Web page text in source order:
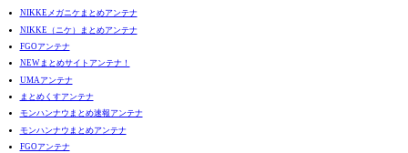
NIKKEメガニケまとめアンテナ
NIKKE（ニケ）まとめアンテナ
FGOアンテナ
NEWまとめサイトアンテナ！
UMAアンテナ
まとめくすアンテナ
モンハンナウまとめ速報アンテナ
モンハンナウまとめアンテナ
FGOアンテナ